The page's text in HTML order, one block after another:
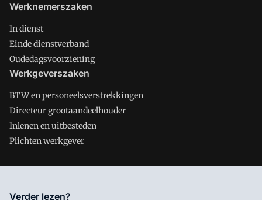
Werknemerszaken
In dienst
Einde dienstverband
Oudedagsvoorziening
Werkgeverszaken
BTW en personeelsverstrekkingen
Directeur grootaandeelhouder
Inlenen en uitbesteden
Plichten werkgever
Salarisnet is onderdeel van VMN media. Lees in
Verder lezen?